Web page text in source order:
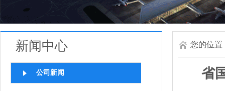
您的位置
省
新闻中心
公司新闻